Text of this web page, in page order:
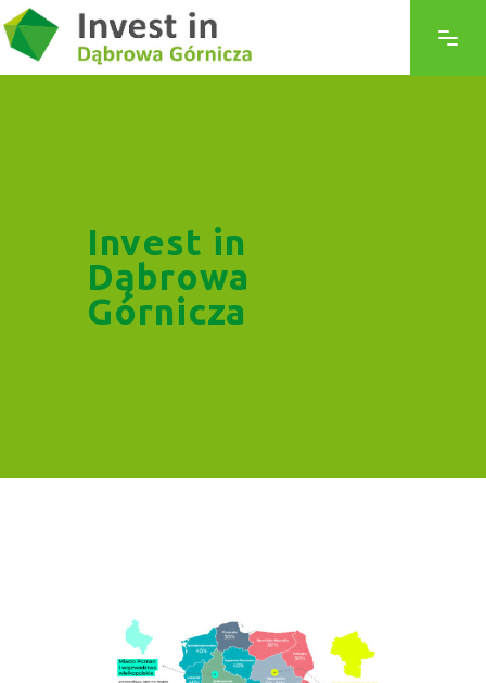
Invest in
Dąbrowa
Górnicza